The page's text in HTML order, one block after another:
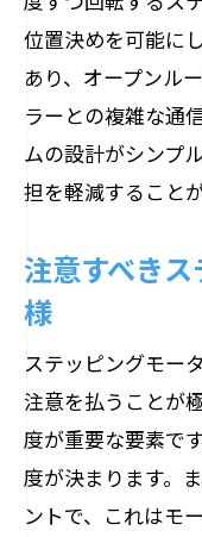
位置決めを可能に
あり、オープンル
ラーとの複雑な通
ムの設計がシンプ
担を軽減すること
注意すべき
様
ステッピングモー
注意を払うことが
度が重要な要素で
度が決まります。
ントで、これはモ